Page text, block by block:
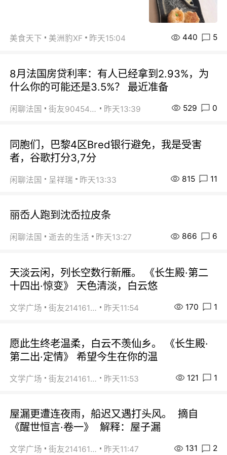
美食天下 美洲豹XF 昨天15:04 440 5
8月法国房贷利率：有人已经拿到2.93%，为
什么你的可能还是3.5%？ 最近准备
闲聊法国 街友90454511 昨天13:39 529 0
同胞们，巴黎4区Bred银行避免，我是受害
者，谷歌打分3,7分
闲聊法国 呈祥瑞 昨天13:33 815 11
丽岙人跑到沈岙拉皮条
闲聊法国 逝去的生活 昨天13:27 866 6
天淡云闲，列长空数行新雁。 《长生殿·第二
十四出·惊变》 天色清淡，白云悠
文学广场 街友21416156 昨天11:54 170 1
愿此生终老温柔，白云不羡仙乡。 《长生殿·
第二出·定情》 希望今生在你的温
文学广场 街友21416156 昨天11:53 121 1
屋漏更遭连夜雨，船迟又遇打头风。 摘自
《醒世恒言·卷一》 解释：屋子漏
文学广场 街友21416156 昨天11:47 131 2